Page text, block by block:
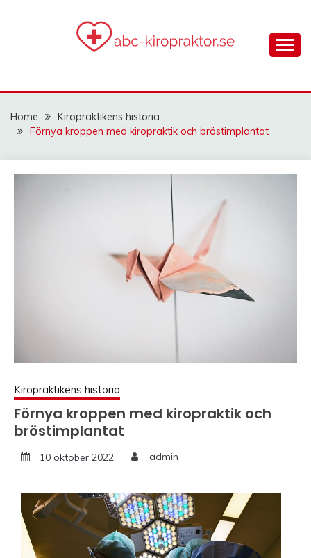
ABC-
KIROPRAKTOR.SE
Home
Kiropraktikens historia
Förnya kroppen med kiropraktik och bröstimplantat
Kiropraktikens historia
Förnya kroppen med kiropraktik och
bröstimplantat
10 oktober 2022 admin